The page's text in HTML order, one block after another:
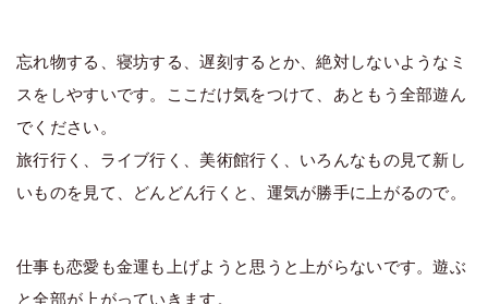
忘れ物する、寝坊する、遅刻するとか、絶対しないようなミ
スをしやすいです。ここだけ気をつけて、あともう全部遊ん
でください。
旅行行く、ライブ行く、美術館行く、いろんなもの見て新し
いものを見て、どんどん行くと、運気が勝手に上がるので。
仕事も恋愛も金運も上げようと思うと上がらないです。遊ぶ
と全部が上がっていきます。